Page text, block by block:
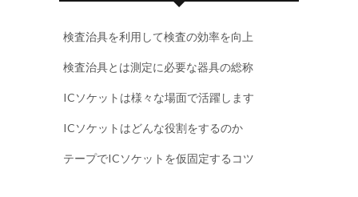
検査治具を利用して検査の効率を向上
検査治具とは測定に必要な器具の総称
ICソケットは様々な場面で活躍します
ICソケットはどんな役割をするのか
テープでICソケットを仮固定するコツ